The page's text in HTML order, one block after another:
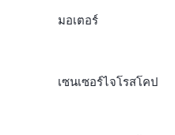
มอเตอร์
เซนเซอร์ไจโรสโคป